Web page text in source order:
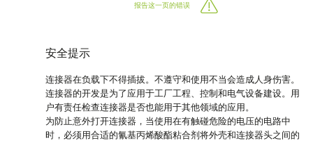
报告这一页的错误
安全提示
连接器在负载下不得插拔。不遵守和使用不当会造成人身伤害。
连接器的开发是为了应用于工厂工程、控制和电气设备建设。用
户有责任检查连接器是否也能用于其他领域的应用。
为防止意外打开连接器，当使用在有触碰危险的电压的电路中
时，必须用合适的氰基丙烯酸酯粘合剂将外壳和连接器头之间的